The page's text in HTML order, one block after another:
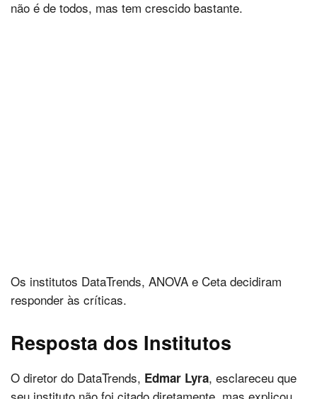
não é de todos, mas tem crescido bastante.
Os institutos DataTrends, ANOVA e Ceta decidiram
responder às críticas.
Resposta dos Institutos
O diretor do DataTrends, Edmar Lyra, esclareceu que